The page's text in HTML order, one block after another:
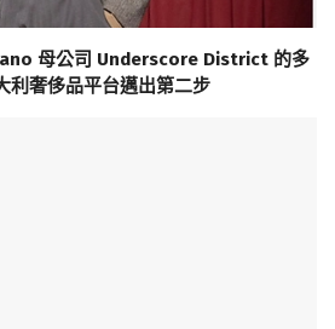
母公司 Underscore District 的多
利奢侈品平台邁出第二步